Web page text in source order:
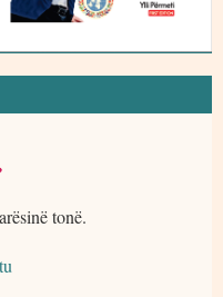
tonë.